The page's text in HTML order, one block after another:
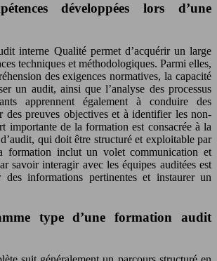
développées lors d’une
interne Qualité permet d’acquérir un large
techniques et méthodologiques. Parmi elles,
des exigences normatives, la capacité
un audit, ainsi que l’analyse des processus
apprennent également à conduire des
des preuves objectives et à identifier les non-
importante de la formation est consacrée à la
qui doit être structuré et exploitable par
formation inclut un volet communication et
savoir interagir avec les équipes auditées est
informations pertinentes et instaurer un
type d’une formation audit